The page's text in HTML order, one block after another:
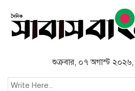
শুক্রবার, ০৭ অগাস্ট ২০২৬,